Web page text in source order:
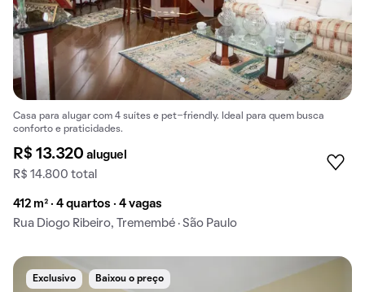
Casa para alugar com 4 suítes e pet-friendly. Ideal para quem busca
conforto e praticidades.
R$ 13.320aluguel
R$ 14.800 total
412 m² · 4 quartos · 4 vagas
Rua Diogo Ribeiro, Tremembé · São Paulo
Exclusivo Baixou o preço